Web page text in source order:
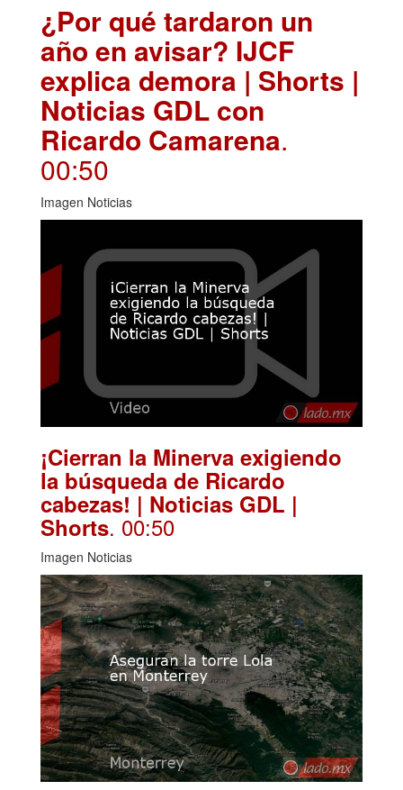
¿Por qué tardaron un
año en avisar? IJCF
explica demora | Shorts |
Noticias GDL con
Ricardo Camarena.
00:50
Imagen Noticias
¡Cierran la Minerva exigiendo
la búsqueda de Ricardo
cabezas! | Noticias GDL |
Shorts. 00:50
Imagen Noticias